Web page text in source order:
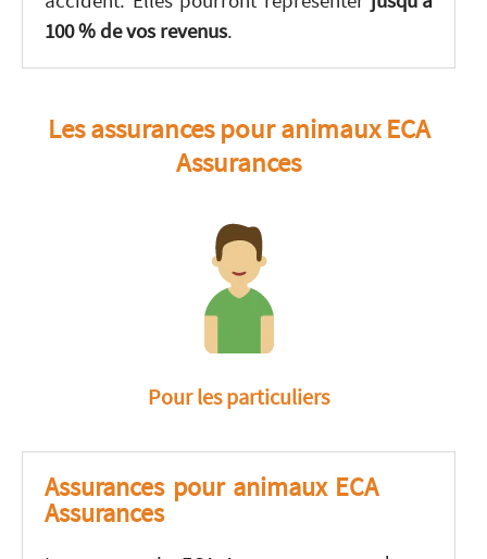
100 % de vos revenus.
Les assurances pour animaux ECA
Assurances
Pour les particuliers
Assurances pour animaux ECA
Assurances